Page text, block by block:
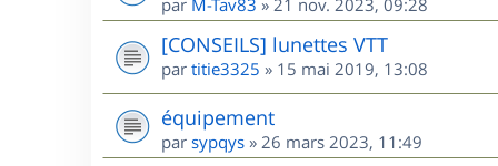
[CONSEILS] lunettes VTT
par titie3325 » 15 mai 2019, 13:08
équipement
par sypqys » 26 mars 2023, 11:49